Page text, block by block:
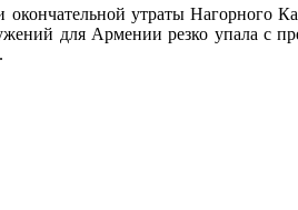
утраты Нагорного
для Армении резко упала